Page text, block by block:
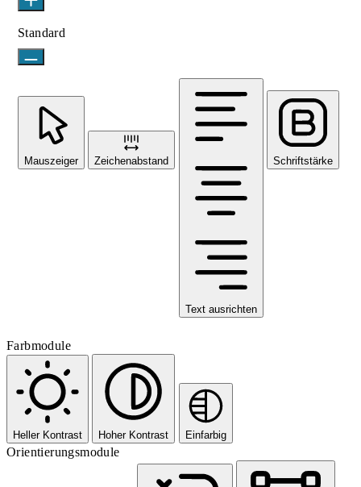
Standard
Mauszeiger Zeichenabstand
Text ausrichten
Schriftstärke
Farbmodule
Heller Kontrast Hoher Kontrast Einfarbig
Orientierungsmodule